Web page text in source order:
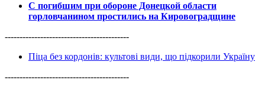
С погибшим при обороне Донецкой области
горловчанином простились на Кировоградщине
------------------------------------------
Піца без кордонів: культові види, що підкорили Україну
------------------------------------------